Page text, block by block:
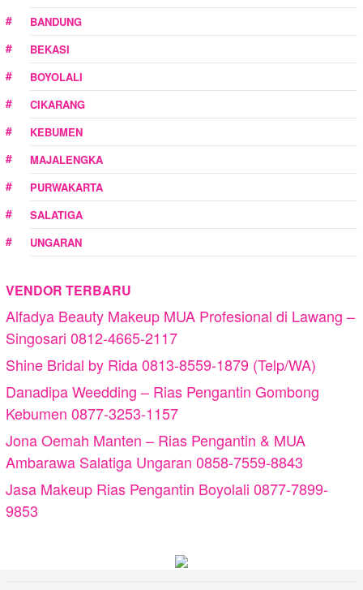
BANDUNG
BEKASI
BOYOLALI
CIKARANG
KEBUMEN
MAJALENGKA
PURWAKARTA
SALATIGA
UNGARAN
VENDOR TERBARU
Alfadya Beauty Makeup MUA Profesional di Lawang –
Singosari 0812-4665-2117
Shine Bridal by Rida 0813-8559-1879 (Telp/WA)
Danadipa Weedding – Rias Pengantin Gombong
Kebumen 0877-3253-1157
Jona Oemah Manten – Rias Pengantin & MUA
Ambarawa Salatiga Ungaran 0858-7559-8843
Jasa Makeup Rias Pengantin Boyolali 0877-7899-
9853